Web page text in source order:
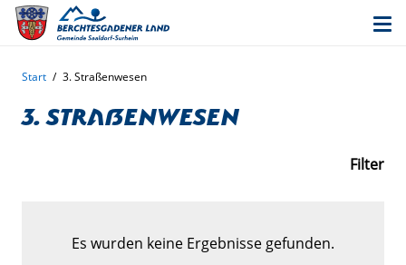
Start / 3. Straßenwesen
3. Straßenwesen
Filter
Es wurden keine Ergebnisse gefunden.